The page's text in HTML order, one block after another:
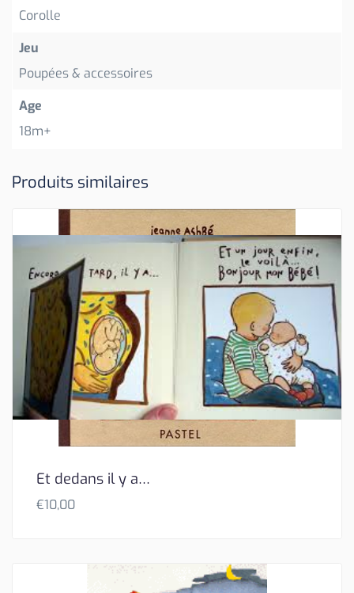
Corolle
Jeu
Poupées & accessoires
Age
18m+
Produits similaires
Et dedans il y a…
€10,00